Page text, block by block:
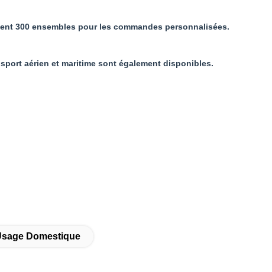
300 ensembles pour les commandes personnalisées.
aérien et maritime sont également disponibles.
Domestique